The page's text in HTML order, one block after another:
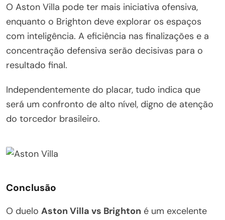
O Aston Villa pode ter mais iniciativa ofensiva,
enquanto o Brighton deve explorar os espaços
com inteligência. A eficiência nas finalizações e a
concentração defensiva serão decisivas para o
resultado final.
Independentemente do placar, tudo indica que
será um confronto de alto nível, digno de atenção
do torcedor brasileiro.
Conclusão
O duelo Aston Villa vs Brighton é um excelente